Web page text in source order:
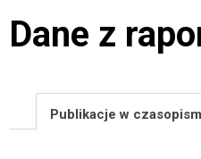
Dane z
Publikacje w